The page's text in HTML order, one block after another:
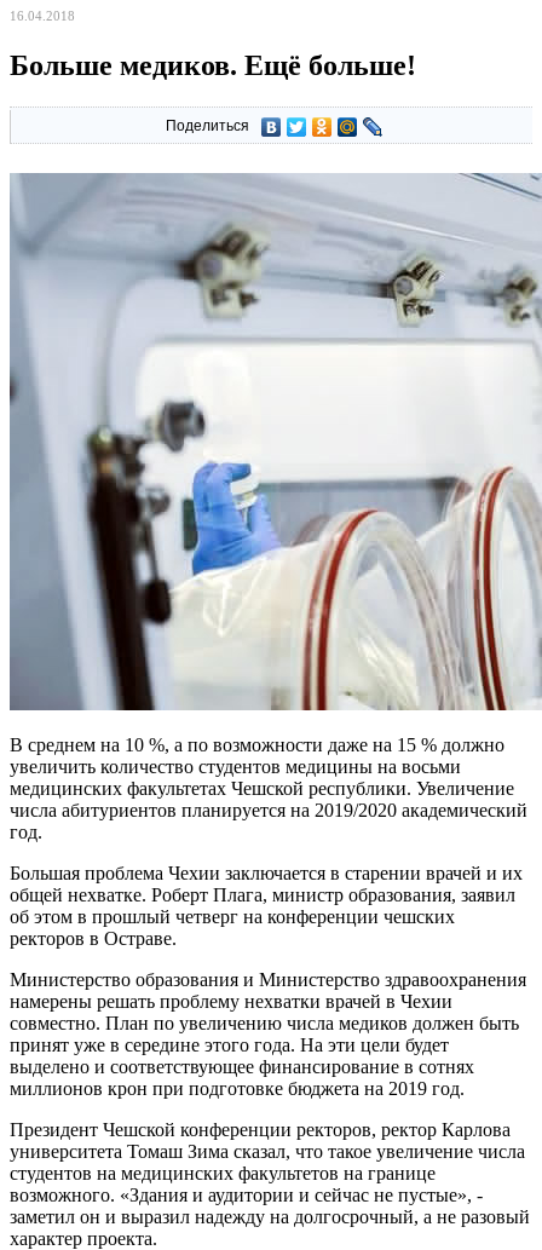
16.04.2018
Больше медиков. Ещё больше!
Поделиться
В среднем на 10 %, а по возможности даже на 15 % должно
увеличить количество студентов медицины на восьми
медицинских факультетах Чешской республики. Увеличение
числа абитуриентов планируется на 2019/2020 академический
год.
Большая проблема Чехии заключается в старении врачей и их
общей нехватке. Роберт Плага, министр образования, заявил
об этом в прошлый четверг на конференции чешских
ректоров в Остраве.
Министерство образования и Министерство здравоохранения
намерены решать проблему нехватки врачей в Чехии
совместно. План по увеличению числа медиков должен быть
принят уже в середине этого года. На эти цели будет
выделено и соответствующее финансирование в сотнях
миллионов крон при подготовке бюджета на 2019 год.
Президент Чешской конференции ректоров, ректор Карлова
университета Томаш Зима сказал, что такое увеличение числа
студентов на медицинских факультетов на границе
возможного. «Здания и аудитории и сейчас не пустые», -
заметил он и выразил надежду на долгосрочный, а не разовый
характер проекта.